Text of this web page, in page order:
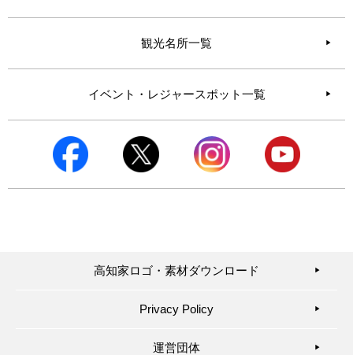
観光名所一覧
イベント・レジャースポット一覧
高知家ロゴ・素材ダウンロード ▶︎
Privacy Policy ▶︎
運営団体 ▶︎